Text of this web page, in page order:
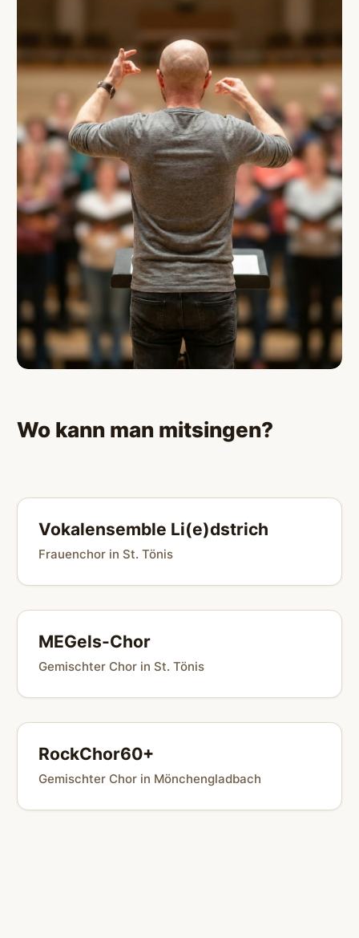
Wo kann man mitsingen?
Vokalensemble Li(e)dstrich
Frauenchor in St. Tönis
MEGels-Chor
Gemischter Chor in St. Tönis
RockChor60+
Gemischter Chor in Mönchengladbach